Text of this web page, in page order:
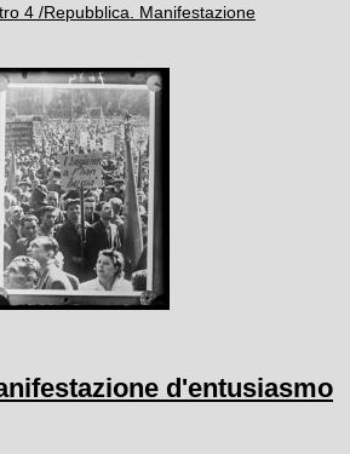
4 /Repubblica. Manifestazione
d'entusiasmo